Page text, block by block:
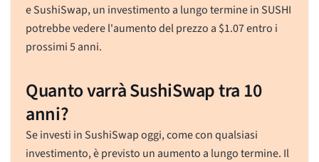
e SushiSwap, un investimento a lungo termine in SUSHI
potrebbe vedere l'aumento del prezzo a $1.07entro i
prossimi 5 anni.
Quanto varrà SushiSwap tra 10
anni?
Se investi in SushiSwap oggi, come con qualsiasi
investimento, è previsto un aumento a lungo termine. Il